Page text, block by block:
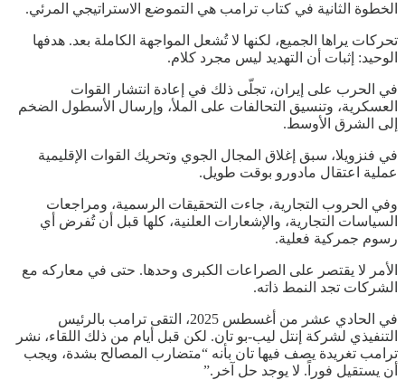
الخطوة الثانية في كتاب ترامب هي التموضع الاستراتيجي المرئي.
تحركات يراها الجميع، لكنها لا تُشعل المواجهة الكاملة بعد. هدفها
الوحيد: إثبات أن التهديد ليس مجرد كلام.
في الحرب على إيران، تجلّى ذلك في إعادة انتشار القوات
العسكرية، وتنسيق التحالفات على الملأ، وإرسال الأسطول الضخم
إلى الشرق الأوسط.
في فنزويلا، سبق إغلاق المجال الجوي وتحريك القوات الإقليمية
عملية اعتقال مادورو بوقت طويل.
وفي الحروب التجارية، جاءت التحقيقات الرسمية، ومراجعات
السياسات التجارية، والإشعارات العلنية، كلها قبل أن تُفرض أي
رسوم جمركية فعلية.
الأمر لا يقتصر على الصراعات الكبرى وحدها. حتى في معاركه مع
الشركات تجد النمط ذاته.
في الحادي عشر من أغسطس 2025، التقى ترامب بالرئيس
التنفيذي لشركة إنتل ليب-بو تان. لكن قبل أيام من ذلك اللقاء، نشر
ترامب تغريدة يصف فيها تان بأنه “متضارب المصالح بشدة، ويجب
أن يستقيل فوراً. لا يوجد حل آخر.”